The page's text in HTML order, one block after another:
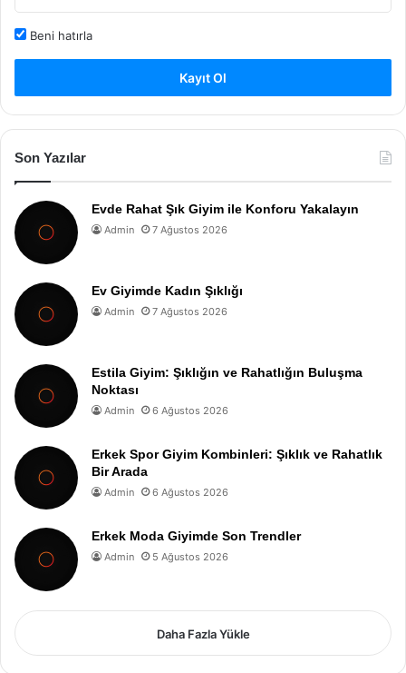
Beni hatırla
Kayıt Ol
Son Yazılar
Evde Rahat Şık Giyim ile Konforu Yakalayın
Admin 7 Ağustos 2026
Ev Giyimde Kadın Şıklığı
Admin 7 Ağustos 2026
Estila Giyim: Şıklığın ve Rahatlığın Buluşma
Noktası
Admin 6 Ağustos 2026
Erkek Spor Giyim Kombinleri: Şıklık ve Rahatlık
Bir Arada
Admin 6 Ağustos 2026
Erkek Moda Giyimde Son Trendler
Admin 5 Ağustos 2026
Daha Fazla Yükle